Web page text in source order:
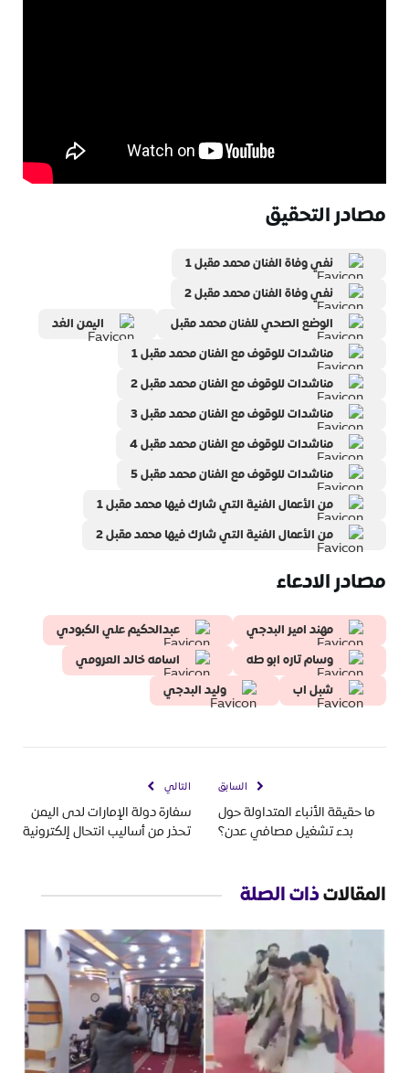
مصادر التحقيق
نفي وفاة الفنان محمد مقبل 1
نفي وفاة الفنان محمد مقبل 2
الوضع الصحي للفنان محمد مقبل
اليمن الغد
مناشدات للوقوف مع الفنان محمد مقبل 1
مناشدات للوقوف مع الفنان محمد مقبل 2
مناشدات للوقوف مع الفنان محمد مقبل 3
مناشدات للوقوف مع الفنان محمد مقبل 4
مناشدات للوقوف مع الفنان محمد مقبل 5
من الأعمال الفنية التي شارك فيها محمد مقبل 1
من الأعمال الفنية التي شارك فيها محمد مقبل 2
مصادر الادعاء
مهند امير البدجي
عبدالحكيم علي الكبودي
وسام تاره ابو طه
اسامه خالد العرومي
شبل اب
وليد البدجي
السابق
ما حقيقة الأنباء المتداولة حول
بدء تشغيل مصافي عدن؟
التالي
سفارة دولة الإمارات لدى اليمن
تحذر من أساليب انتحال إلكترونية
المقالاتذات الصلة